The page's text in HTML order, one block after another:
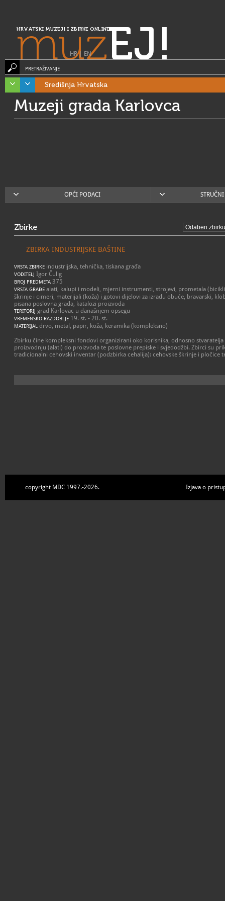
HRVATSKI MUZEJI I ZBIRKE ONLINE
muzEJ!
HR| EN
PRETRAŽIVANJE
Središnja Hrvatska
Muzeji grada Karlovca
OPĆI PODACI
Zbirke
ZBIRKA INDUSTRIJSKE BAŠTINE
VRSTA ZBIRKE industrijska, tehnička, tiskana građa
VODITELJ Igor Čulig
BROJ PREDMETA 375
VRSTA GRAĐE alati, kalupi i modeli, mjerni instrumenti, strojevi, prometala
škrinje i cimeri, materijali (koža) i gotovi dijelovi za izradu obuće, bravarski,
pisana poslovna građa, katalozi proizvoda
TERITORIJ grad Karlovac u današnjem opsegu
VREMENSKO RAZDOBLJE 19. st. - 20. st.
MATERIJAL drvo, metal, papir, koža, keramika (kompleksno)
Zbirku čine kompleksni fondovi organizirani oko korisnika, odnosno stvaratelja
proizvodnju (alati) do proizvoda te poslovne prepiske i svjedodžbi. Zbirci su
tradicionalni cehovski inventar (podzbirka cehalija): cehovske škrinje i pločice
copyright MDC 1997.-2026. Izjava o